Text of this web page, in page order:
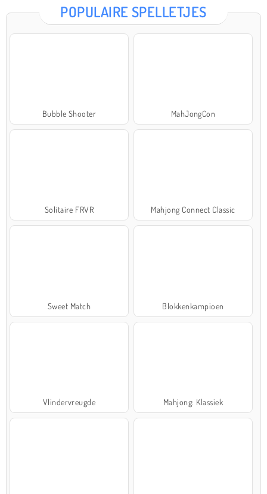
POPULAIRE SPELLETJES
Bubble Shooter MahJongCon
Solitaire FRVR Mahjong Connect Classic
Sweet Match Blokkenkampioen
Vlindervreugde Mahjong: Klassiek